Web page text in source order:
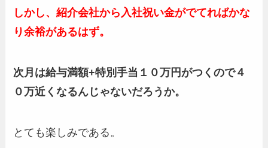
しかし、紹介会社から入社祝い金がでてればかな
り余裕があるはず。
次月は給与満額+特別手当１０万円がつくので４
０万近くなるんじゃないだろうか。
とても楽しみである。